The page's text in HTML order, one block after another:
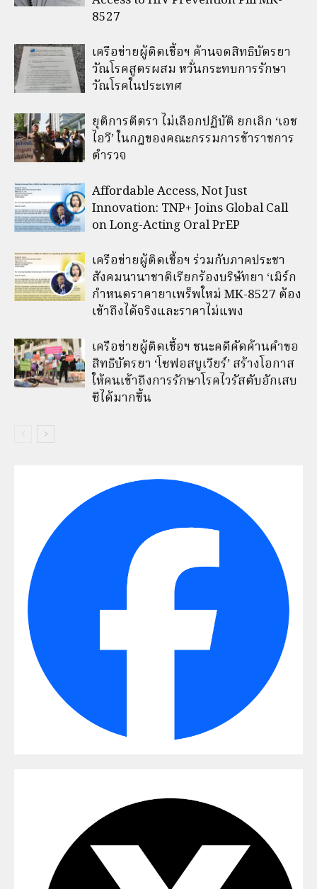
8527
เครือข่ายผู้ติดเชื้อฯ ค้านจดสิทธิบัตรยา
วัณโรคสูตรผสม หวั่นกระทบการรักษา
วัณโรคในประเทศ
ยุติการตีตรา ไม่เลือกปฏิบัติ ยกเลิก ‘เอช
ไอวี’ ในกฎของคณะกรรมการข้าราชการ
ตำรวจ
Affordable Access, Not Just
Innovation: TNP+ Joins Global Call
on Long-Acting Oral PrEP
เครือข่ายผู้ติดเชื้อฯ ร่วมกับภาคประชา
สังคมนานาชาติเรียกร้องบริษัทยา ‘เมิร์ก
กำหนดราคายาเพร็พใหม่ MK-8527 ต้อง
เข้าถึงได้จริงและราคาไม่แพง
เครือข่ายผู้ติดเชื้อฯ ชนะคดีคัดค้านคำขอ
สิทธิบัตรยา ‘โซฟอสบูเวียร์’ สร้างโอกาส
ให้คนเข้าถึงการรักษาโรคไวรัสตับอักเสบ
ซีได้มากขึ้น